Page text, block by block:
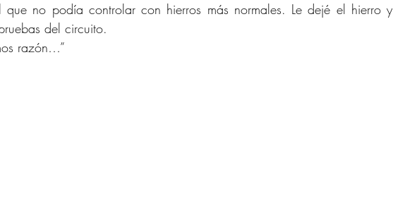
no podía controlar con hierros más normales. Le dejé el hierro y
del circuito.
razón…”